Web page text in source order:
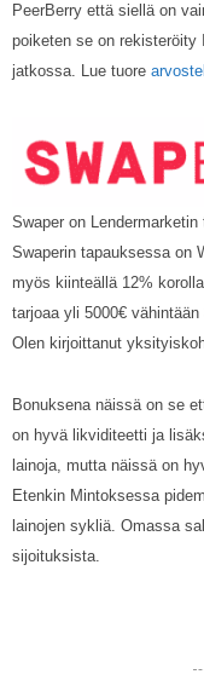
PeerBerry että siellä on
poiketen se on rekisteröity
jatkossa. Lue tuore
Swaper on
Swaperin tapauksessa on
myös kiinteällä 12%
tarjoaa yli 5000€
Olen kirjoittanut
Bonuksena näissä on se
on hyvä likviditeetti ja
lainoja, mutta näissä on
Etenkin Mintoksessa
lainojen sykliä. Omassa
sijoituksista.